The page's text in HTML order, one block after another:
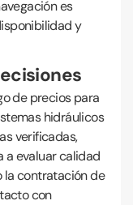
es
y
de precios para
hidráulicos
verificadas,
a evaluar calidad
la contratación de
con